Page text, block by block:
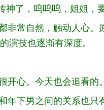
了，呜呜呜，姐姐，
常自然，触动人心
技也逐渐有深度。
心。今天也会追看的。
下男之间的关系也